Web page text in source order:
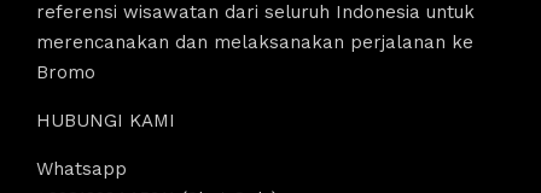
referensi wisawatan dari seluruh Indonesia untuk
merencanakan dan melaksanakan perjalanan ke
Bromo
HUBUNGI KAMI
Whatsapp